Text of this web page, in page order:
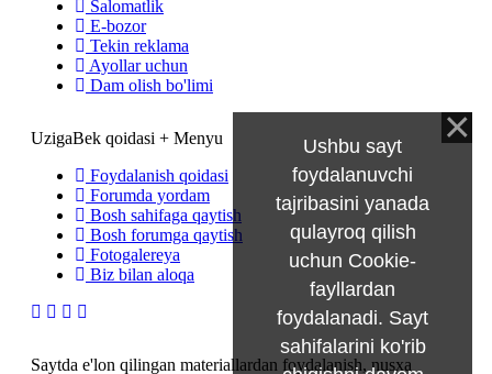
Salomatlik
E-bozor
Tekin reklama
Ayollar uchun
Dam olish bo'limi
UzigaBek qoidasi + Menyu
Foydalanish qoidasi
Forumda yordam
Bosh sahifaga qaytish
Bosh forumga qaytish
Fotogalereya
Biz bilan aloqa
Saytda e'lon qilingan materiallardan foydalanish, nusxa
Ushbu sayt
foydalanuvchi
tajribasini yanada
qulayroq qilish
uchun Cookie-
fayllardan
foydalanadi. Sayt
sahifalarini ko'rib